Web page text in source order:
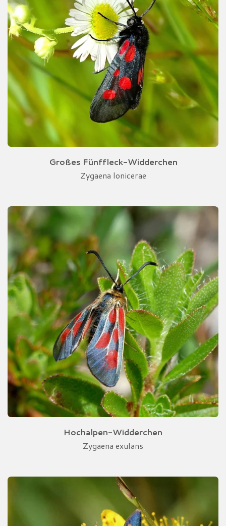
Großes Fünffleck-Widderchen
Zygaena lonicerae
Hochalpen-Widderchen
Zygaena exulans